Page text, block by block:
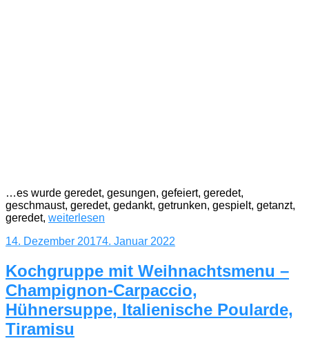
…es wurde geredet, gesungen, gefeiert, geredet,
geschmaust, geredet, gedankt, getrunken, gespielt, getanzt,
geredet, „große
2017
DRK
OV
Lehrte
mit
„Lehrte
hilft““
weiterlesen
Veröffentlicht
14. Dezember 20174. Januar 2022
Kochgruppe mit Weihnachtsmenu –
Champignon-Carpaccio,
Hühnersuppe, Italienische Poularde,
Tiramisu